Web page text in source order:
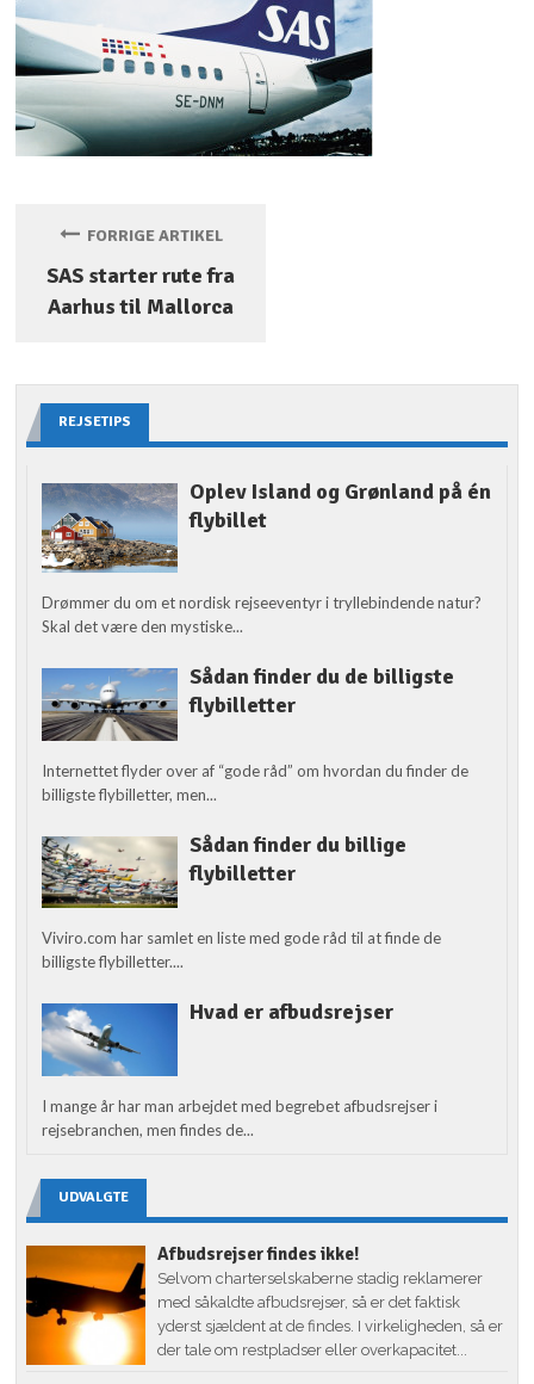
FORRIGE ARTIKEL
SAS starter rute fra
Aarhus til Mallorca
REJSETIPS
Oplev Island og Grønland på én
flybillet
Drømmer du om et nordisk rejseeventyr i tryllebindende natur?
Skal det være den mystiske...
Sådan finder du de billigste
flybilletter
Internettet flyder over af “gode råd” om hvordan du finder de
billigste flybilletter, men...
Sådan finder du billige
flybilletter
Viviro.com har samlet en liste med gode råd til at finde de
billigste flybilletter....
Hvad er afbudsrejser
I mange år har man arbejdet med begrebet afbudsrejser i
rejsebranchen, men findes de...
UDVALGTE
Afbudsrejser findes ikke!
Selvom charterselskaberne stadig reklamerer
med såkaldte afbudsrejser, så er det faktisk
yderst sjældent at de findes. I virkeligheden, så er
der tale om restpladser eller overkapacitet...